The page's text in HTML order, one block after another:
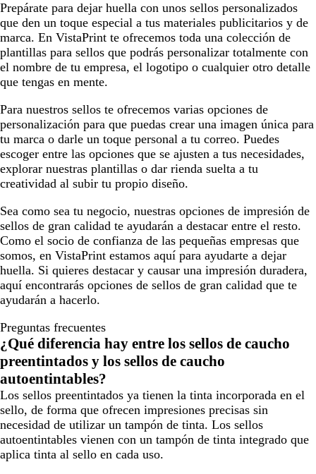
Prepárate para dejar huella con unos sellos personalizados
que den un toque especial a tus materiales publicitarios y de
marca. En VistaPrint te ofrecemos toda una colección de
plantillas para sellos que podrás personalizar totalmente con
el nombre de tu empresa, el logotipo o cualquier otro detalle
que tengas en mente.
Para nuestros sellos te ofrecemos varias opciones de
personalización para que puedas crear una imagen única para
tu marca o darle un toque personal a tu correo. Puedes
escoger entre las opciones que se ajusten a tus necesidades,
explorar nuestras plantillas o dar rienda suelta a tu
creatividad al subir tu propio diseño.
Sea como sea tu negocio, nuestras opciones de impresión de
sellos de gran calidad te ayudarán a destacar entre el resto.
Como el socio de confianza de las pequeñas empresas que
somos, en VistaPrint estamos aquí para ayudarte a dejar
huella. Si quieres destacar y causar una impresión duradera,
aquí encontrarás opciones de sellos de gran calidad que te
ayudarán a hacerlo.
Preguntas frecuentes
¿Qué diferencia hay entre los sellos de caucho
preentintados y los sellos de caucho
autoentintables?
Los sellos preentintados ya tienen la tinta incorporada en el
sello, de forma que ofrecen impresiones precisas sin
necesidad de utilizar un tampón de tinta. Los sellos
autoentintables vienen con un tampón de tinta integrado que
aplica tinta al sello en cada uso.